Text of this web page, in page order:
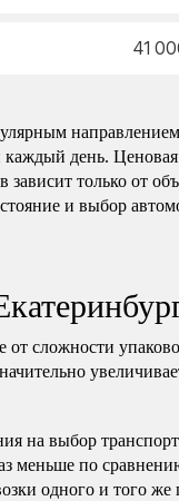
41
каждый день.
только от
и выбор
от сложности
на выбор
меньше по
одного и того же